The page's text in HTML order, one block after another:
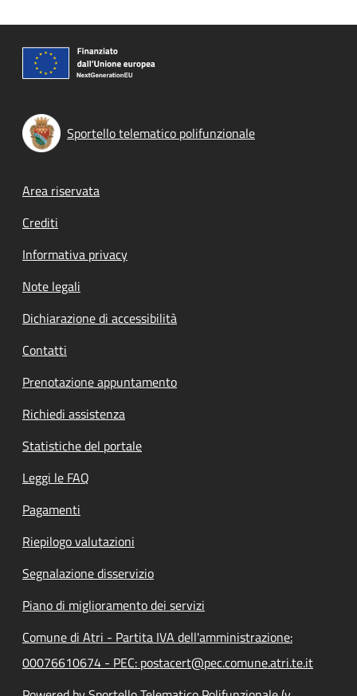
Sportello telematico polifunzionale
Footer menu
Area riservata
Crediti
Informativa privacy
Note legali
Dichiarazione di accessibilità
Contatti
Prenotazione appuntamento
Richiedi assistenza
Statistiche del portale
Leggi le FAQ
Pagamenti
Riepilogo valutazioni
Segnalazione disservizio
Piano di miglioramento dei servizi
Comune di Atri - Partita IVA dell'amministrazione:
00076610674 - PEC: postacert@pec.comune.atri.te.it